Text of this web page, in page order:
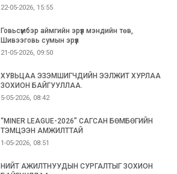
22-05-2026, 15:55
Говьсүмбэр аймгийн эрүүл мэндийн төв,
Шивээговь сумын эрүүл
21-05-2026, 09:50
ХУВЬЦАА ЭЗЭМШИГЧДИЙН ЭЭЛЖИТ ХУРЛАА
ЗОХИОН БАЙГУУЛЛАА.
5-05-2026, 08:42
“MINER LEAGUE-2026” САГСАН БӨМБӨГИЙН
ТЭМЦЭЭН АМЖИЛТТАЙ
1-05-2026, 08:51
НИЙТ АЖИЛТНУУДЫН СУРГАЛТЫГ ЗОХИОН